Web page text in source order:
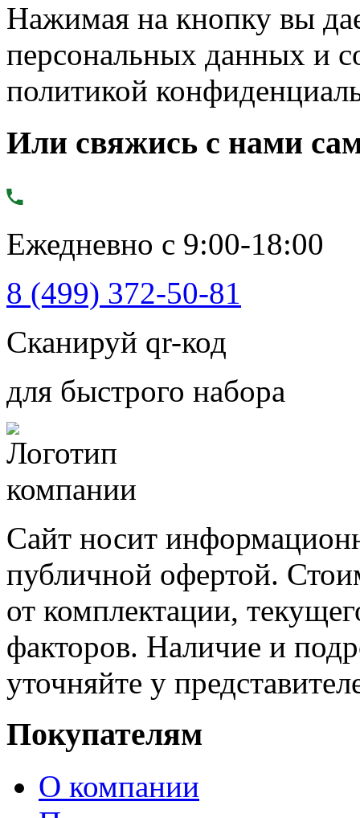
Нажимая на кнопку вы
персональных данных и
политикой
Или свяжись с нами
Ежедневно с 9:00-18:00
8 (499) 372-50-81
Сканируй qr-код
для быстрого набора
Сайт носит
публичной офертой.
от комплектации,
факторов. Наличие и
уточняйте у
Покупателям
О компании